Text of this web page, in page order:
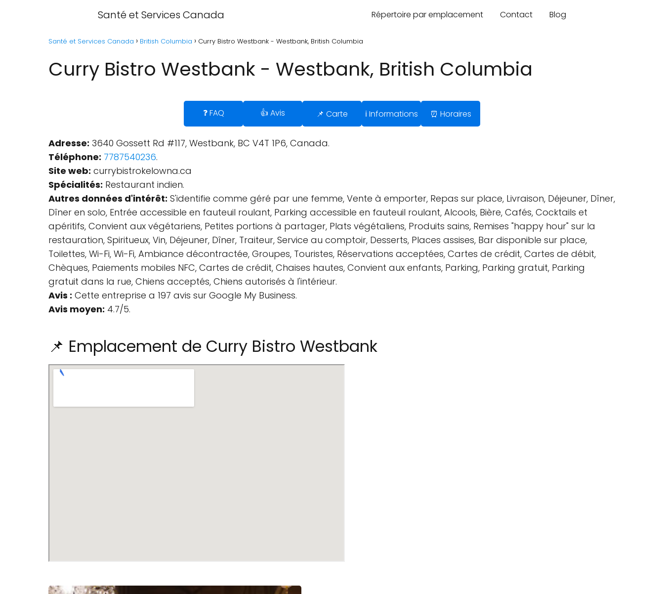
Santé et Services Canada Répertoire par emplacement Contact Blog
Santé et Services Canada British Columbia Curry Bistro Westbank - Westbank, British Columbia
Curry Bistro Westbank - Westbank, British Columbia
❓ FAQ 👍 Avis 📌 Carte ℹ️ Informations ⏰ Horaires
Adresse: 3640 Gossett Rd #117, Westbank, BC V4T 1P6, Canada.
Téléphone: 7787540236.
Site web: currybistrokelowna.ca
Spécialités: Restaurant indien.
Autres données d'intérêt: S'identifie comme géré par une femme, Vente à emporter, Repas sur place, Livraison, Déjeuner, Dîner,
Dîner en solo, Entrée accessible en fauteuil roulant, Parking accessible en fauteuil roulant, Alcools, Bière, Cafés, Cocktails et
apéritifs, Convient aux végétariens, Petites portions à partager, Plats végétaliens, Produits sains, Remises "happy hour" sur la
restauration, Spiritueux, Vin, Déjeuner, Dîner, Traiteur, Service au comptoir, Desserts, Places assises, Bar disponible sur place,
Toilettes, Wi-Fi, Wi-Fi, Ambiance décontractée, Groupes, Touristes, Réservations acceptées, Cartes de crédit, Cartes de débit,
Chèques, Paiements mobiles NFC, Cartes de crédit, Chaises hautes, Convient aux enfants, Parking, Parking gratuit, Parking
gratuit dans la rue, Chiens acceptés, Chiens autorisés à l'intérieur.
Avis : Cette entreprise a 197 avis sur Google My Business.
Avis moyen: 4.7/5.
📌 Emplacement de Curry Bistro Westbank